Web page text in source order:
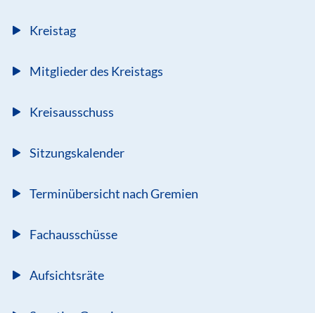
Kreistag
Mitglieder des Kreistags
Kreisausschuss
Sitzungskalender
Terminübersicht nach Gremien
Fachausschüsse
Aufsichtsräte